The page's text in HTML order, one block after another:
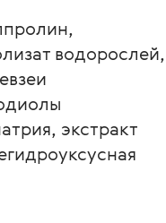
водорослей,
экстракт